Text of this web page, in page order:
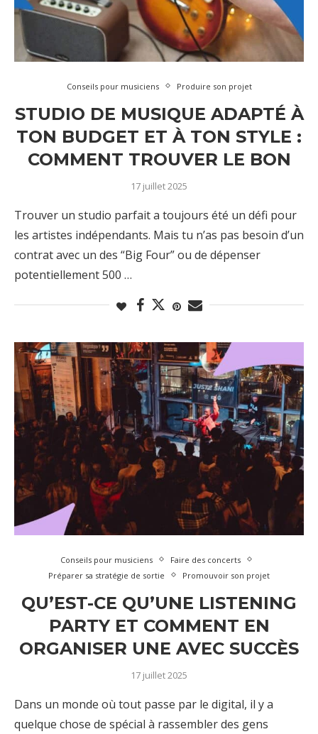
Conseils pour musiciens Produire son projet
STUDIO DE MUSIQUE ADAPTÉ À
TON BUDGET ET À TON STYLE :
COMMENT TROUVER LE BON
17 juillet 2025
Trouver un studio parfait a toujours été un défi pour
les artistes indépendants. Mais tu n’as pas besoin d’un
contrat avec un des “Big Four” ou de dépenser
potentiellement 500 …
Conseils pour musiciens
Faire des concerts
Préparer sa stratégie de sortie
Promouvoir son projet
QU’EST-CE QU’UNE LISTENING
PARTY ET COMMENT EN
ORGANISER UNE AVEC SUCCÈS
17 juillet 2025
Dans un monde où tout passe par le digital, il y a
quelque chose de spécial à rassembler des gens